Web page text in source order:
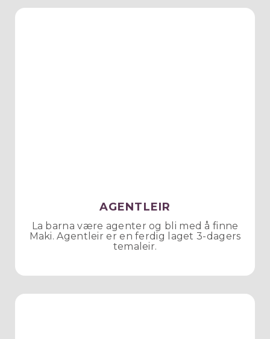
AGENTLEIR
La barna være agenter og bli med å finne
Maki. Agentleir er en ferdig laget 3-dagers
temaleir.